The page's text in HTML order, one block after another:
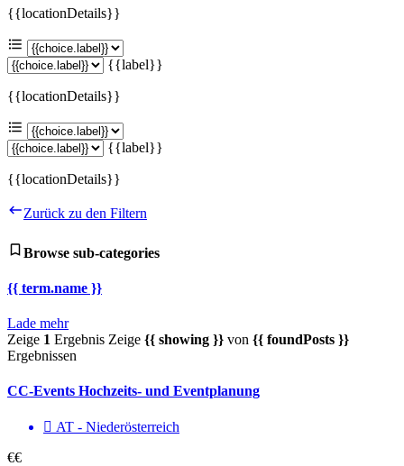
{{locationDetails}}
{{label}}
{{locationDetails}}
{{label}}
{{locationDetails}}
Zurück zu den Filtern
Browse sub-categories
{{ term.name }}
Lade mehr
Zeige 1 Ergebnis Zeige {{ showing }} von {{ foundPosts }}
Ergebnissen
CC-Events Hochzeits- und Eventplanung
AT - Nieder­österreich
€€